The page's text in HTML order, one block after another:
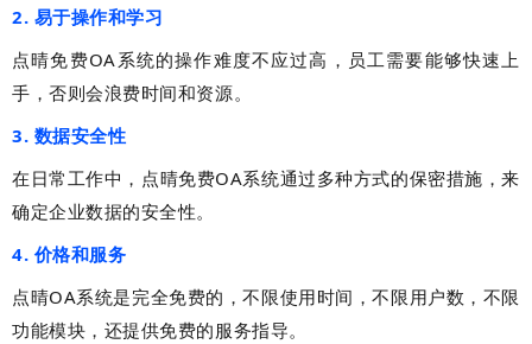
2. 易于操作和学习
点晴免费OA系统的操作难度不应过高，员工需要能够快速上
手，否则会浪费时间和资源。
3. 数据安全性
在日常工作中，点晴免费OA系统通过多种方式的保密措施，来
确定企业数据的安全性。
4. 价格和服务
点晴OA系统是完全免费的，不限使用时间，不限用户数，不限
功能模块，还提供免费的服务指导。